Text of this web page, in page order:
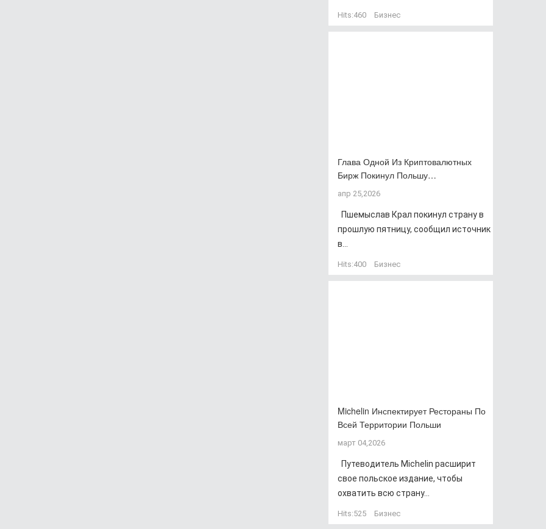
Hits:460 Бизнес
Глава Одной Из Криптовалютных
Бирж Покинул Польшу…
апр 25,2026
Пшемыслав Крал покинул страну в
прошлую пятницу, сообщил источник
в...
Hits:400 Бизнес
Michelin Инспектирует Рестораны По
Всей Территории Польши
март 04,2026
Путеводитель Michelin расширит
свое польское издание, чтобы
охватить всю страну...
Hits:525 Бизнес